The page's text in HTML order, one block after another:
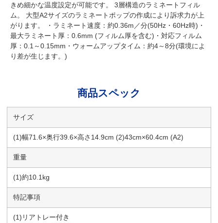
きめ細かな温度設定が可能です。 3層構造のラミネートフィル
ム。 大型A2サイズのラミネートポップの作成により訴求力が上
がります。 ・ラミネート速度：約0.36m／分(50Hz・60Hz時)・
最大ラミネート厚：0.6mm (フィルム厚を含む)・対応フィルム
厚：0.1～0.15mm・ウォームアップタイム：約4～8分(環境によ
り差が生じます。)
商品スペック
サイズ
(1)幅71.6×奥行39.6×高さ14.9cm (2)43cm×60.4cm (A2)
重量
(1)約10.1kg
特記事項
(1)リアトレー付き